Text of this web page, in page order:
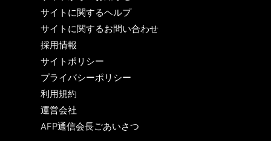
サイトに関するヘルプ
サイトに関するお問い合わせ
採用情報
サイトポリシー
プライバシーポリシー
利用規約
運営会社
AFP通信会長ごあいさつ